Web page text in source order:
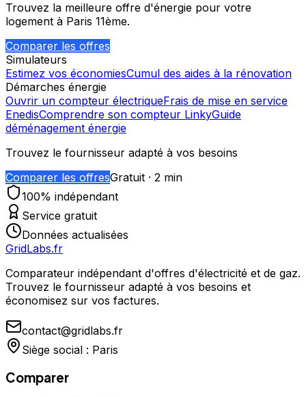
Trouvez la meilleure offre d'énergie pour votre
logement à Paris 11ème.
Comparer les offres
Simulateurs
Estimez vos économiesCumul des aides à la rénovation
Démarches énergie
Ouvrir un compteur électriqueFrais de mise en service
EnedisComprendre son compteur LinkyGuide
déménagement énergie
Trouvez le fournisseur adapté à vos besoins
Comparer les offresGratuit · 2 min
100% indépendant
Service gratuit
Données actualisées
GridLabs.fr
Comparateur indépendant d'offres d'électricité et de gaz.
Trouvez le fournisseur adapté à vos besoins et
économisez sur vos factures.
contact@gridlabs.fr
Siège social : Paris
Comparer